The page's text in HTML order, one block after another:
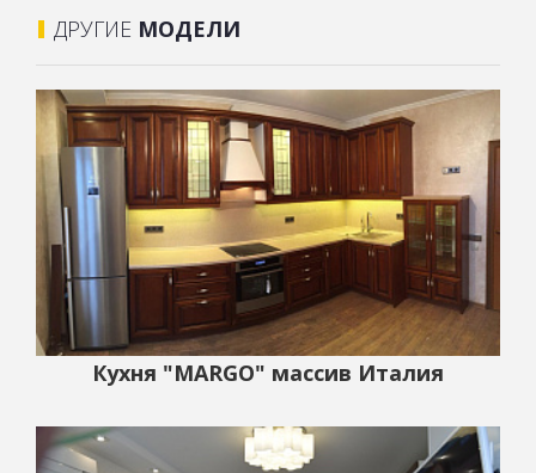
ДРУГИЕ МОДЕЛИ
Кухня "MARGO" массив Италия